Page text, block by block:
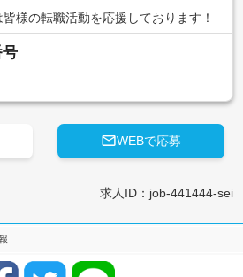
様の転職活動を応援しております！
WEBで応募
求人ID：job-441444-sei